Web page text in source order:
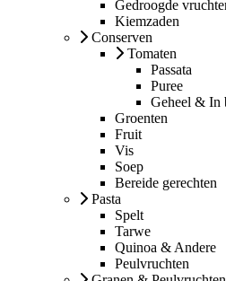
Gedroogde
Kiemzaden
Conserven
Tomaten
Passata
Puree
Geheel & In
Groenten
Fruit
Vis
Soep
Bereide gerechten
Pasta
Spelt
Tarwe
Quinoa & Andere
Peulvruchten